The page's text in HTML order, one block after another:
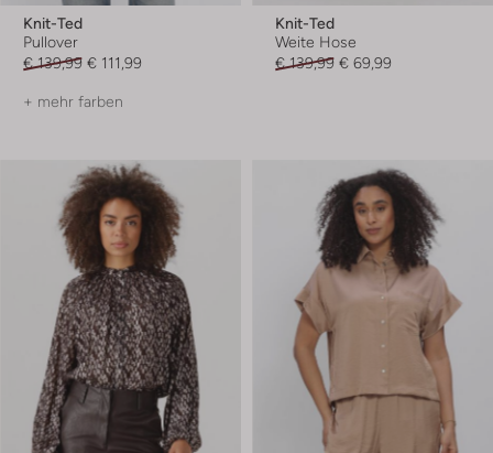
Knit-Ted
Pullover
€ 139,99 € 111,99
+ mehr farben
Knit-Ted
Weite Hose
€ 139,99 € 69,99